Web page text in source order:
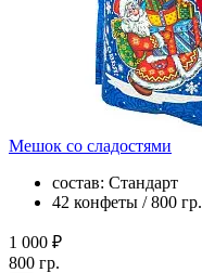
Мешок со сладостями
состав: Стандарт
42 конфеты / 800 гр.
1 000 ₽
800 гр.